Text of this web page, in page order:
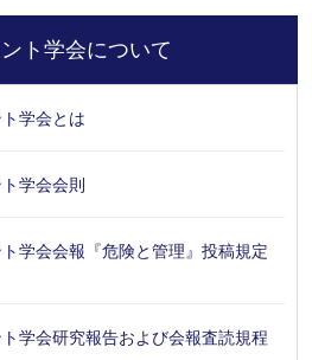
ト学会について
学会とは
学会会則
学会会報『危険と管理』投稿規定
学会研究報告および会報査読規程